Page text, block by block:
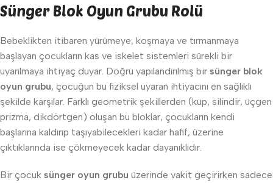
Sünger Blok Oyun Grubu Rolü
Bebeklikten itibaren yürümeye, koşmaya ve tırmanmaya
başlayan çocukların kas ve iskelet sistemleri sürekli bir
uyarılmaya ihtiyaç duyar. Doğru yapılandırılmış bir sünger blok
oyun grubu, çocuğun bu fiziksel uyaran ihtiyacını en sağlıklı
şekilde karşılar. Farklı geometrik şekillerden (küp, silindir, üçgen
prizma, dikdörtgen) oluşan bu bloklar, çocukların kendi
başlarına kaldırıp taşıyabilecekleri kadar hafif, üzerine
çıktıklarında ise çökmeyecek kadar dayanıklıdır.
Bir çocuk sünger oyun grubu üzerinde vakit geçirirken sadece